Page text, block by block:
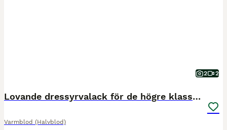
2 2
Lovande dressyrvalack för de högre klasserna
Varmblod (Halvblod)